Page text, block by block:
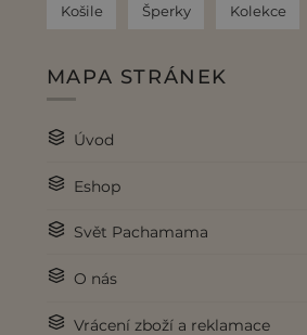
Košile Šperky Kolekce
MAPA STRÁNEK
Úvod
Eshop
Svět Pachamama
O nás
Vrácení zboží a reklamace